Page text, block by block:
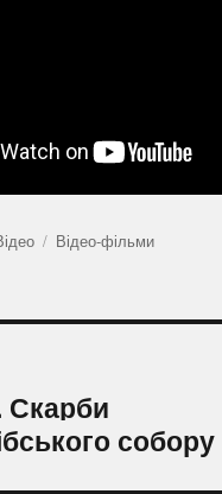
Категорії
Відео-фільми
Скарби
собору